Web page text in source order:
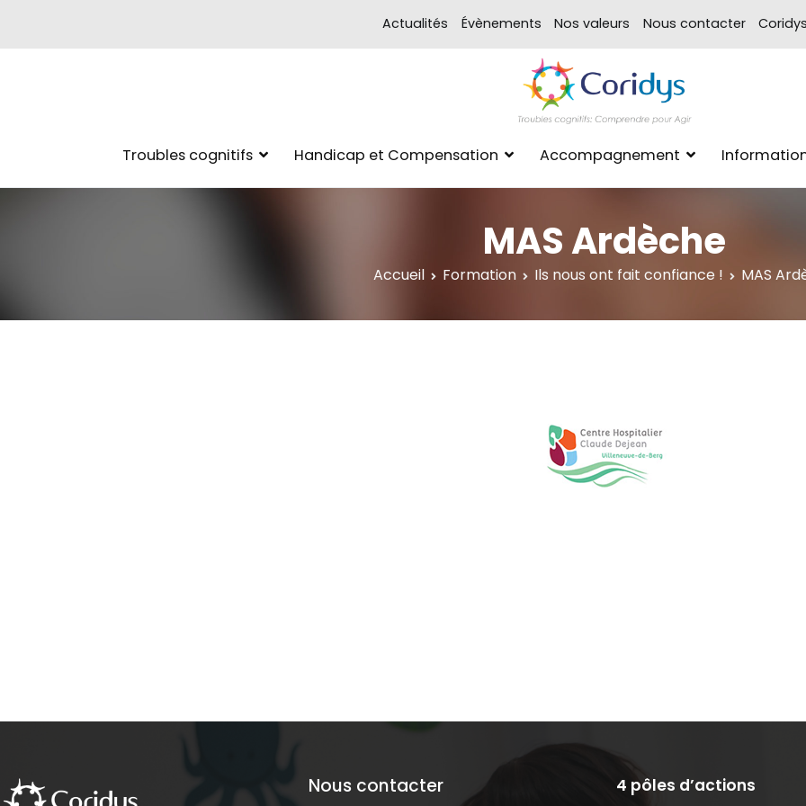
Actualités Évènements Nos valeurs Nous contacter
xpertise
Troubles cognitifs Handicap et Compensation Accompagnement
MAS Ardèche
Accueil Formation Ils nous ont fait confiance ! MAS
Nous contacter 4 pôles d’actions